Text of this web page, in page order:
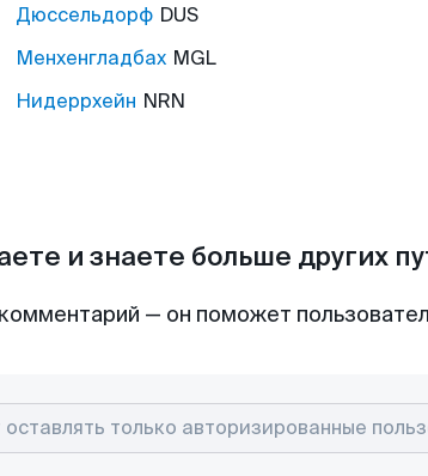
Дюссельдорф DUS
Менхенгладбах MGL
Нидеррхейн NRN
и знаете больше других
— он поможет